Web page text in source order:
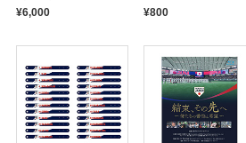
¥6,000
¥800